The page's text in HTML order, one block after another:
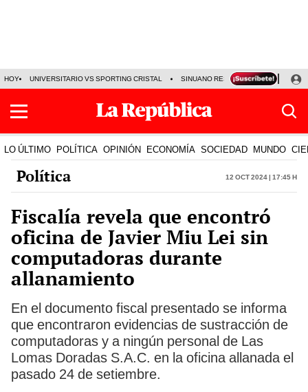
HOY UNIVERSITARIO VS SPORTING CRISTAL SINUANO RESULTADOS HOY
LO ÚLTIMO POLÍTICA OPINIÓN ECONOMÍA SOCIEDAD MUNDO
Política 12 Oct 2024 | 17:45 h
Fiscalía revela que encontró
oficina de Javier Miu Lei sin
computadoras durante
allanamiento
En el documento fiscal presentado se informa
que encontraron evidencias de sustracción de
computadoras y a ningún personal de Las
Lomas Doradas S.A.C. en la oficina allanada el
pasado 24 de setiembre.